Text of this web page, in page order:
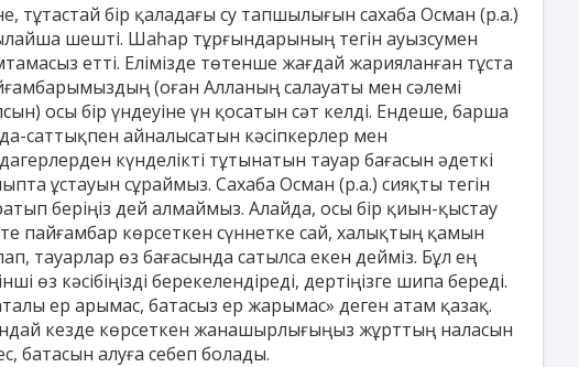
тұтастай бір қаладағы су тапшылығын сахаба Осман (р.а.)
шешті. Шаһар тұрғындарының тегін ауызсумен
етті. Елімізде төтенше жағдай жарияланған тұста
(оған Алланың салауаты мен сәлемі
осы бір үндеуіне үн қосатын сәт келді. Ендеше, барша
саттықпен айналысатын кәсіпкерлер мен
күнделікті тұтынатын тауар бағасын әдеткі
ұстауын сұраймыз. Сахаба Осман (р.а.) сияқты тегін
беріңіз дей алмаймыз. Алайда, осы бір қиын-қыстау
пайғамбар көрсеткен сүннетке сай, халықтың қамын
тауарлар өз бағасында сатылса екен дейміз. Бұл ең
өз кәсібіңізді берекелендіреді, дертіңізге шипа береді.
ер арымас, батасыз ер жарымас» деген атам қазақ.
кезде көрсеткен жанашырлығыңыз жұрттың наласын
батасын алуға себеп болады.